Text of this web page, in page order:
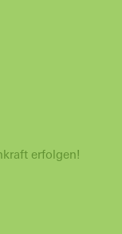
erfolgen!